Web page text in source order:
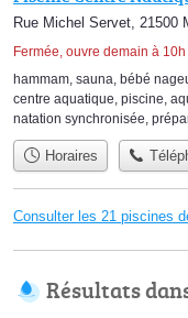
Rue Michel Servet, 21500
Fermée, ouvre demain à 10h
hammam, sauna, bébé
centre aquatique, piscine,
natation synchronisée,
Horaires
Consulter les 21 piscines
Résultats